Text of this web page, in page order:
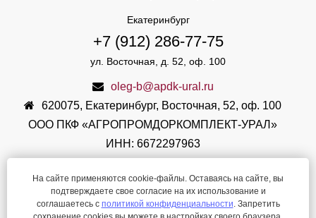
Екатеринбург
+7 (912) 286-77-75
ул. Восточная, д. 52, оф. 100
oleg-b@apdk-ural.ru
620075, Екатеринбург, Восточная, 52, оф. 100
ООО ПКФ «АГРОПРОМДОРКОМПЛЕКТ-УРАЛ»
ИНН: 6672297963
ОГРН: 1096672010841
Режим работы: 9.00-17.00
На сайте применяются cookie-файлы. Оставаясь на сайте, вы
подтверждаете свое согласие на их использование и
соглашаетесь с политикой конфиденциальности. Запретить